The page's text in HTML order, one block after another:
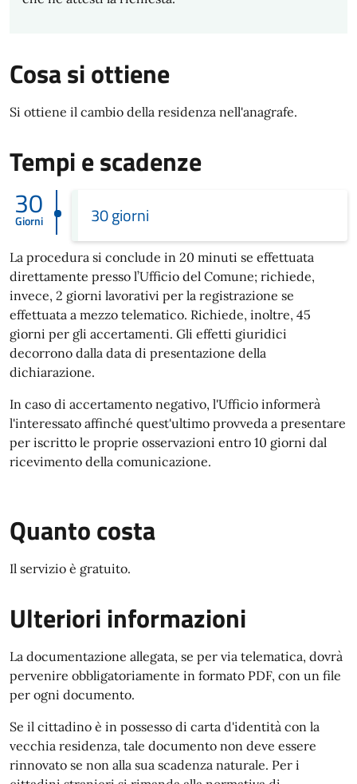
Cosa si ottiene
Si ottiene il cambio della residenza nell'anagrafe.
Tempi e scadenze
30
Giorni 30 giorni
La procedura si conclude in 20 minuti se effettuata
direttamente presso l’Ufficio del Comune; richiede,
invece, 2 giorni lavorativi per la registrazione se
effettuata a mezzo telematico. Richiede, inoltre, 45
giorni per gli accertamenti. Gli effetti giuridici
decorrono dalla data di presentazione della
dichiarazione.
In caso di accertamento negativo, l'Ufficio informerà
l'interessato affinché quest'ultimo provveda a presentare
per iscritto le proprie osservazioni entro 10 giorni dal
ricevimento della comunicazione.
Quanto costa
Il servizio è gratuito.
Ulteriori informazioni
La documentazione allegata, se per via telematica, dovrà
pervenire obbligatoriamente in formato PDF, con un file
per ogni documento.
Se il cittadino è in possesso di carta d'identità con la
vecchia residenza, tale documento non deve essere
rinnovato se non alla sua scadenza naturale. Per i